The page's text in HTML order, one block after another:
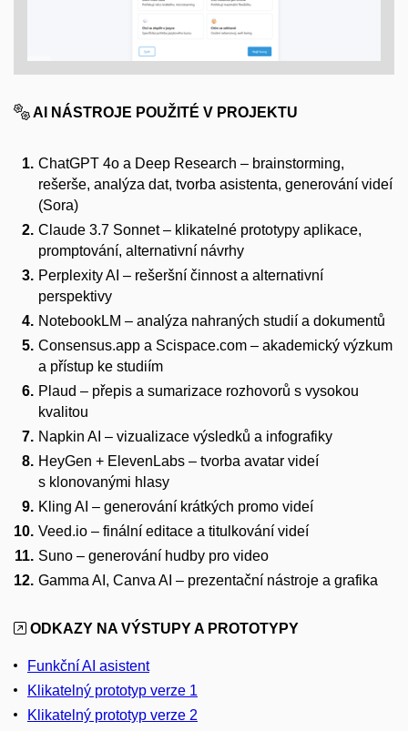
AI NÁSTROJE POUŽITÉ V PROJEKTU
ChatGPT 4o a Deep Research – brainstorming,
rešerše, analýza dat, tvorba asistenta, generování videí
(Sora)
Claude 3.7 Sonnet– klikatelné prototypy aplikace,
promptování, alternativní návrhy
Perplexity AI – rešeršní činnost a alternativní
perspektivy
NotebookLM – analýza nahraných studií a dokumentů
Consensus.app a Scispace.com– akademický výzkum
a přístup ke studiím
Plaud – přepis a sumarizace rozhovorů s vysokou
kvalitou
Napkin AI – vizualizace výsledků a infografiky
HeyGen + ElevenLabs– tvorba avatar videí
s klonovanými hlasy
Kling AI – generování krátkých promo videí
Veed.io– finální editace a titulkování videí
Suno– generování hudby pro video
Gamma AI, Canva AI – prezentační nástroje a grafika
ODKAZY NA VÝSTUPY A PROTOTYPY
Funkční AI asistent
Klikatelný prototyp verze 1
Klikatelný prototyp verze 2